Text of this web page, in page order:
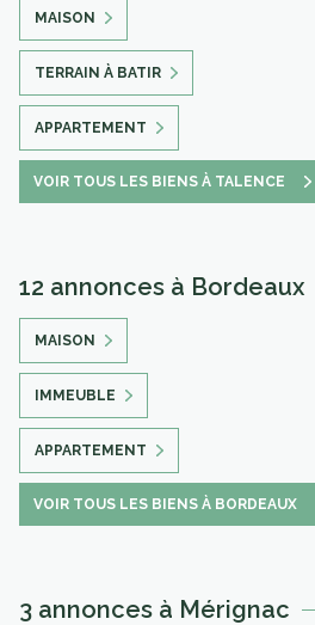
MAISON
TERRAIN À BATIR
APPARTEMENT
VOIR TOUS LES BIENS À TALENCE
12 annonces à Bordeaux
MAISON
IMMEUBLE
APPARTEMENT
VOIR TOUS LES BIENS À BORDEAUX
3 annonces à Mérignac